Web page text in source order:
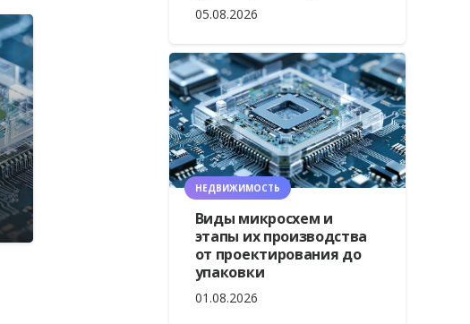
05.08.2026
НЕДВИЖИМОСТЬ
Виды микросхем и
этапы их производства
от проектирования до
упаковки
01.08.2026